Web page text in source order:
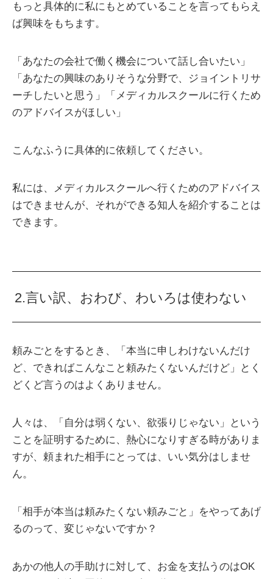
もっと具体的に私にもとめていることを言ってもらえ
ば興味をもちます。
「あなたの会社で働く機会について話し合いたい」
「あなたの興味のありそうな分野で、ジョイントリサ
ーチしたいと思う」「メディカルスクールに行くため
のアドバイスがほしい」
こんなふうに具体的に依頼してください。
私には、メディカルスクールへ行くためのアドバイス
はできませんが、それができる知人を紹介することは
できます。
2.言い訳、おわび、わいろは使わない
頼みごとをするとき、「本当に申しわけないんだけ
ど、できればこんなこと頼みたくないんだけど」とく
どくど言うのはよくありません。
人々は、「自分は弱くない、欲張りじゃない」という
ことを証明するために、熱心になりすぎる時がありま
すが、頼まれた相手にとっては、いい気分はしませ
ん。
「相手が本当は頼みたくない頼みごと」をやってあげ
るのって、変じゃないですか？
あかの他人の手助けに対して、お金を支払うのはOK